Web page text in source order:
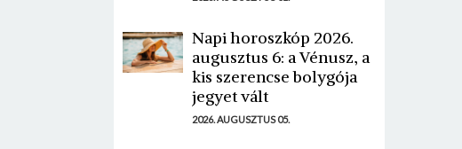
Napi horoszkóp 2026.
augusztus 6: a Vénusz, a
kis szerencse bolygója
jegyet vált
2026. AUGUSZTUS 05.